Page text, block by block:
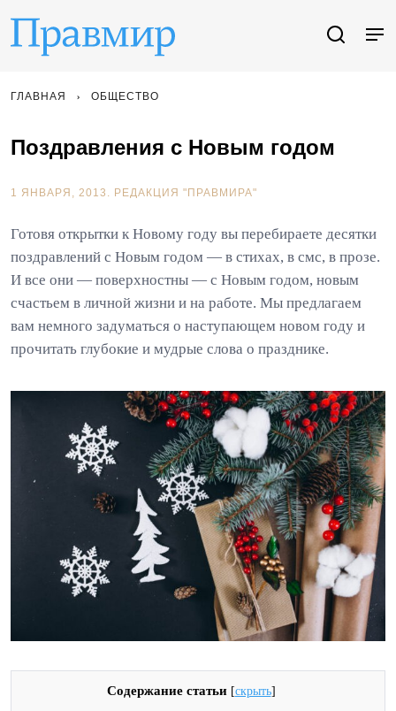
ГЛАВНАЯ ОБЩЕСТВО
Поздравления с Новым годом
1 ЯНВАРЯ, 2013. РЕДАКЦИЯ "ПРАВМИРА"
Готовя открытки к Новому году вы перебираете десятки
поздравлений с Новым годом — в стихах, в смс, в прозе.
И все они — поверхностны — с Новым годом, новым
счастьем в личной жизни и на работе. Мы предлагаем
вам немного задуматься о наступающем новом году и
прочитать глубокие и мудрые слова о празднике.
Содержание статьи [скрыть]